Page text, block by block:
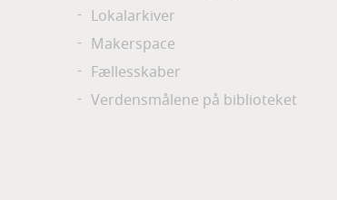
Lokalarkiver
Makerspace
Fællesskaber
Verdensmålene på biblioteket